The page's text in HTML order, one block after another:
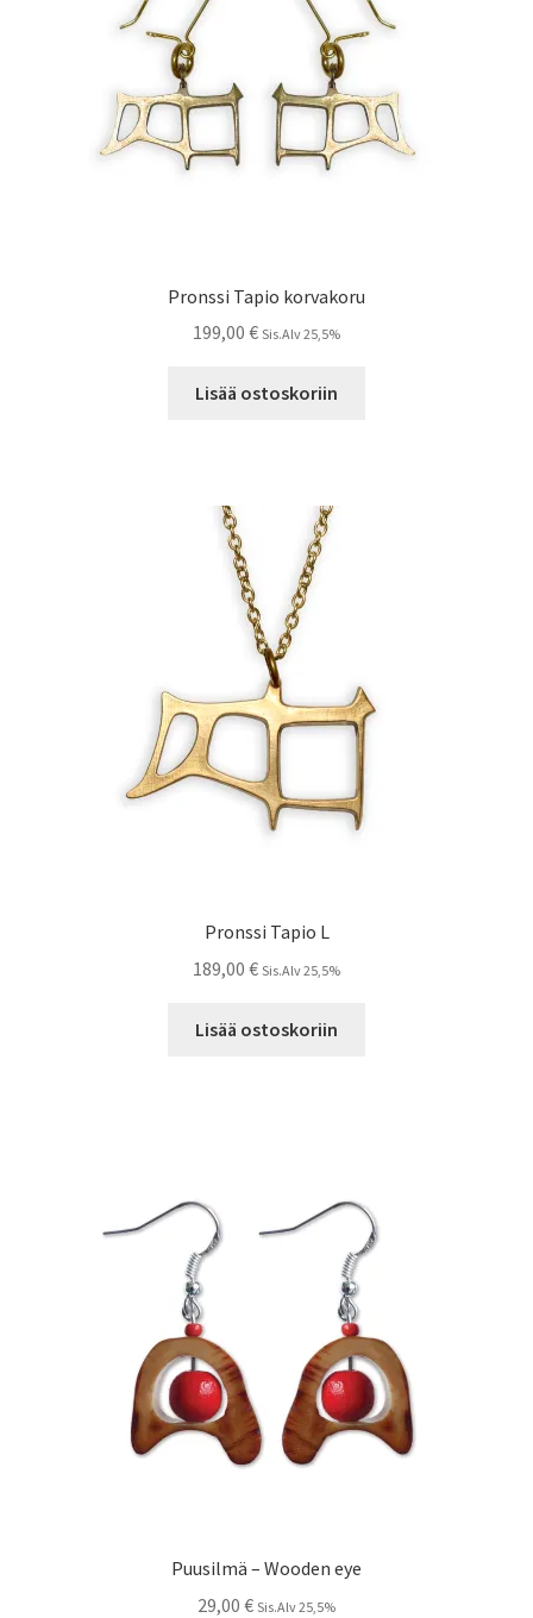
Pronssi Tapio korvakoru
199,00 € Sis.Alv 25,5%
Lisää ostoskoriin
Pronssi Tapio L
189,00 € Sis.Alv 25,5%
Lisää ostoskoriin
Puusilmä – Wooden eye
29,00 € Sis.Alv 25,5%